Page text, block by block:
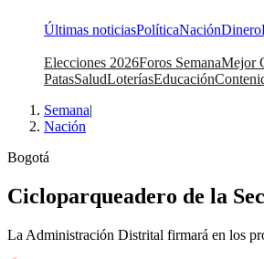
Últimas noticiasPolíticaNaciónDinero
Elecciones 2026Foros SemanaMejor
PatasSaludLoteríasEducación
Semana|
Nación
Bogotá
Cicloparqueadero de la
La Administración Distrital firmará en los